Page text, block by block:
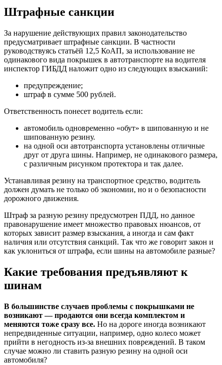
Штрафные санкции
За нарушение действующих правил законодательство
предусматривает штрафные санкции. В частности
руководствуясь статьёй 12,5 КоАП, за использование не
одинакового вида покрышек в автотранспорте на водителя
инспектор ГИБДД наложит одно из следующих взысканий:
предупреждение;
штраф в сумме 500 рублей.
Ответственность понесет водитель если:
автомобиль одновременно «обут» в шипованную и не
шипованную резину.
на одной оси автотранспорта установлены отличные
друг от друга шины. Например, не одинакового размера,
с различным рисунком протектора и так далее.
Устанавливая резину на транспортное средство, водитель
должен думать не только об экономии, но и о безопасности
дорожного движения.
Штраф за разную резину предусмотрен ПДД, но данное
правонарушение имеет множество правовых нюансов, от
которых зависит размер взыскания, а иногда и сам факт
наличия или отсутствия санкций. Так что же говорит закон и
как уклониться от штрафа, если шины на автомобиле разные?
Какие требования предъявляют к
шинам
В большинстве случаев проблемы с покрышками не
возникают — продаются они всегда комплектом и
меняются тоже сразу все. Но на дороге иногда возникают
непредвиденные ситуации, например, одно колесо может
прийти в негодность из-за внешних повреждений. В таком
случае можно ли ставить разную резину на одной оси
автомобиля?